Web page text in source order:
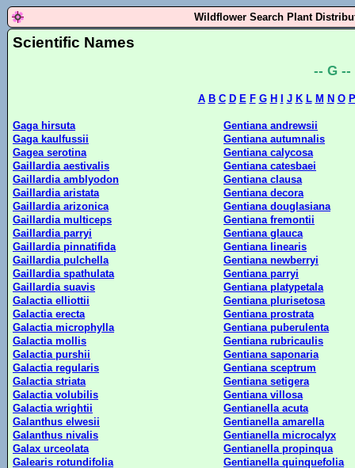
Wildflower Search Plant
Scientific Names
-- G --
A B C D E F G H J K L M N O P
Gaga hirsuta
Gentiana andrewsii
Gaga kaulfussii
Gentiana autumnalis
Gagea serotina
Gentiana calycosa
Gaillardia aestivalis
Gentiana catesbaei
Gaillardia amblyodon
Gentiana clausa
Gaillardia aristata
Gentiana decora
Gaillardia arizonica
Gentiana douglasiana
Gaillardia multiceps
Gentiana fremontii
Gaillardia parryi
Gentiana glauca
Gaillardia pinnatifida
Gentiana linearis
Gaillardia pulchella
Gentiana newberryi
Gaillardia spathulata
Gentiana parryi
Gaillardia suavis
Gentiana platypetala
Galactia elliottii
Gentiana plurisetosa
Galactia erecta
Gentiana prostrata
Galactia microphylla
Gentiana puberulenta
Galactia mollis
Gentiana rubricaulis
Galactia purshii
Gentiana saponaria
Galactia regularis
Gentiana sceptrum
Galactia striata
Gentiana setigera
Galactia volubilis
Gentiana villosa
Galactia wrightii
Gentianella acuta
Galanthus elwesii
Gentianella amarella
Galanthus nivalis
Gentianella microcalyx
Galax urceolata
Gentianella propinqua
Galearis rotundifolia
Gentianella quinquefolia